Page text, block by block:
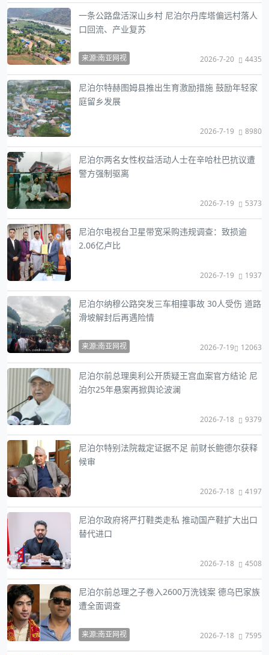
一条公路盘活深山乡村 尼泊尔丹库塔偏远村落人
口回流、产业复苏
来源:南亚网视 2026-7-20 4435
尼泊尔特赫图姆县推出生育激励措施 鼓励年轻家
庭留乡发展
2026-7-19 8980
尼泊尔两名女性权益活动人士在辛哈杜巴抗议遭
警方强制驱离
2026-7-19 5373
尼泊尔电视台卫星带宽采购违规调查：致损逾
2.06亿卢比
2026-7-19 1937
尼泊尔纳穆公路突发三车相撞事故 30人受伤 道路
滑坡解封后再遇险情
来源:南亚网视 2026-7-19 12063
尼泊尔前总理奥利公开质疑王宫血案官方结论 尼
泊尔25年悬案再掀舆论波澜
2026-7-18 9379
尼泊尔特别法院裁定证据不足 前财长鲍德尔获释
候审
2026-7-18 4197
尼泊尔政府将严打鞋类走私 推动国产鞋扩大出口
替代进口
2026-7-18 4508
尼泊尔前总理之子卷入2600万洗钱案 德乌巴家族
遭全面调查
来源:南亚网视 2026-7-18 7595